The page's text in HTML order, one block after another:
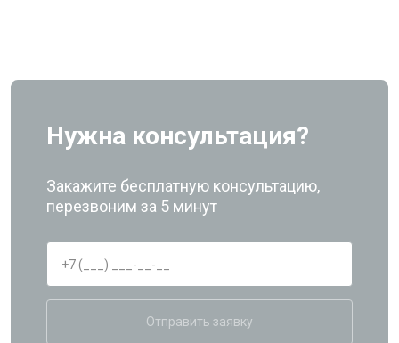
Нужна консультация?
Закажите бесплатную консультацию,
перезвоним за 5 минут
Отправить заявку